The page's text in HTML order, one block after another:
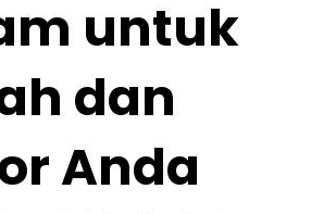
untuk
dan
Anda